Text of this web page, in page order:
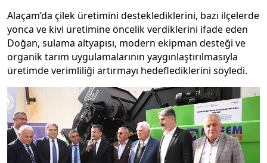
Alaçam’da çilek üretimini desteklediklerini, bazı ilçelerde
yonca ve kivi üretimine öncelik verdiklerini ifade eden
Doğan, sulama altyapısı, modern ekipman desteği ve
organik tarım uygulamalarının yaygınlaştırılmasıyla
üretimde verimliliği artırmayı hedeflediklerini söyledi.